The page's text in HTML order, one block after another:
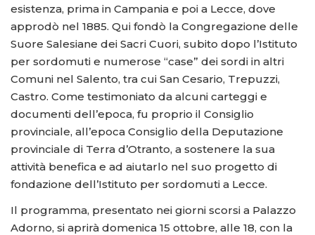
esistenza, prima in Campania e poi a Lecce, dove
approdò nel 1885. Qui fondò la Congregazione delle
Suore Salesiane dei Sacri Cuori, subito dopo l’Istituto
per sordomuti e numerose “case” dei sordi in altri
Comuni nel Salento, tra cui San Cesario, Trepuzzi,
Castro. Come testimoniato da alcuni carteggi e
documenti dell’epoca, fu proprio il Consiglio
provinciale, all’epoca Consiglio della Deputazione
provinciale di Terra d’Otranto, a sostenere la sua
attività benefica e ad aiutarlo nel suo progetto di
fondazione dell’Istituto per sordomuti a Lecce.
Il programma, presentato nei giorni scorsi a Palazzo
Adorno, si aprirà domenica 15 ottobre, alle 18, con la